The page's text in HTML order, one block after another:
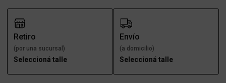
Retiro
(por una sucursal)
Seleccioná talle
Envío
(a domicilio)
Seleccioná talle